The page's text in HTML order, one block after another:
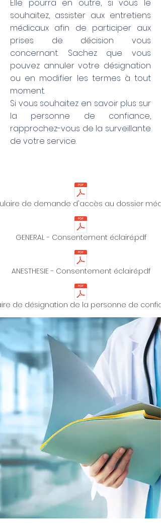
Elle pourra en outre, si vous le
souhaitez, assister aux entretiens
médicaux afin de participer aux
prises de décision vous
concernant. Sachez que vous
pouvez annuler votre désignation
ou en modifier les termes à tout
moment.
Si vous souhaitez en savoir plus sur
la personne de confiance,
rapprochez-vous de la surveillante
de votre service.
de demande d'accès au dossier
GENERAL - Consentement éclairé.pdf
ANESTHESIE - Consentement éclairé.pdf
de désignation de la personne de